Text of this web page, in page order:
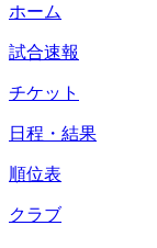
ホーム
試合速報
チケット
日程・結果
順位表
クラブ